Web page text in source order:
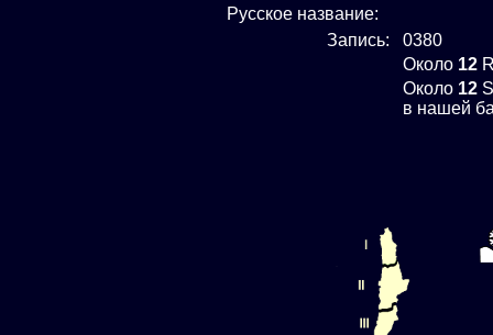
Русское название:
Запись:
0380
Около 12
Около 12
в нашей